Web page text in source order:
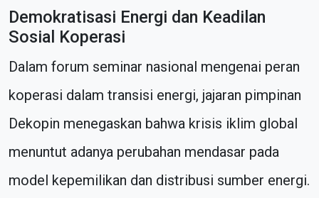
Demokratisasi Energi dan Keadilan
Sosial Koperasi
Dalam forum seminar nasional mengenai peran
koperasi dalam transisi energi, jajaran pimpinan
Dekopin menegaskan bahwa krisis iklim global
menuntut adanya perubahan mendasar pada
model kepemilikan dan distribusi sumber energi.